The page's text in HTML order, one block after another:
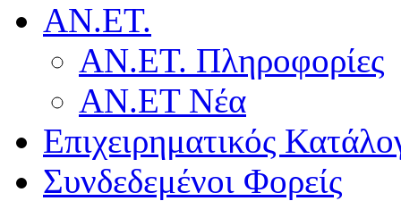
ΑΝ.ΕΤ.
ΑΝ.ΕΤ. Πληροφορίες
ΑΝ.ΕΤ Νέα
Επιχειρηματικός
Συνδεδεμένοι Φορείς